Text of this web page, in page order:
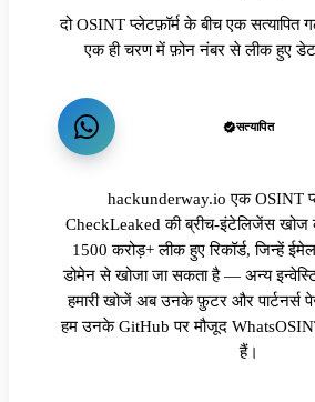
दो OSINT प्लेटफ़ॉर्म के बीच एक सत्यापित
एक ही चरण में फ़ोन नंबर से लीक हुए
सत्यापित
hackunderway.io एक OSINT
CheckLeaked की ब्रीच-इंटेलिजेंस खोज
1500 करोड़+ लीक हुए रिकॉर्ड, जिन्हें
डोमेन से खोजा जा सकता है — अन्य
हमारी खोजें अब उनके फ़ुटर और पार्टनर्स
हम उनके GitHub पर मौजूद
हैं।